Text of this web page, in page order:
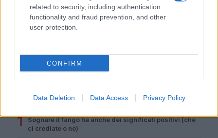
related to security, including authentication
functionality and fraud prevention, and other
user protection.
CONFIRM
Data Deletion Data Access Privacy Policy
Beatrice Bonaventura · 9 Ago 2026
PIÙ LETTI
1
Sognare il fango ha anche dei significati positivi (che
ci crediate o no)